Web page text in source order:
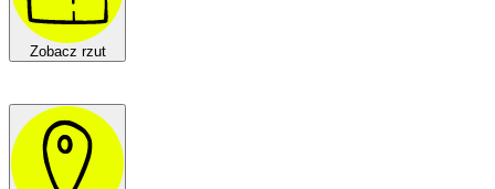
Zobacz rzut